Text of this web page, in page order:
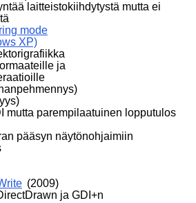
laitteistokiihdytystä mutta ei
mode
XP)
ja
mutta parempilaatuinen lopputulos
pääsyn näytönohjaimiin
(2009)
ja GDI+n